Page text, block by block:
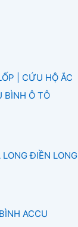
| CỨU HỘ ẮC
BÌNH Ô TÔ
ĐIỀN LONG
ACCU